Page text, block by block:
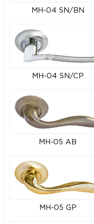
MH-04 SN/BN
MH-04 SN/CP
MH-05 AB
MH-05 GP